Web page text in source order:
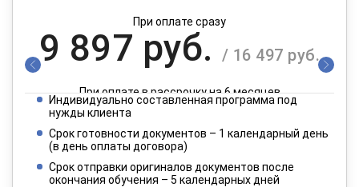
При оплате сразу
9 897 руб. / 16 497 руб.
При оплате в рассрочку на 6 месяцев
4 949 руб. / 8 249 руб.
При оплате в рассрочку на 12 месяцев
Индивидуально составленная программа под
нужды клиента
Срок готовности документов – 1 календарный день
(в день оплаты договора)
Срок отправки оригиналов документов после
окончания обучения – 5 календарных дней